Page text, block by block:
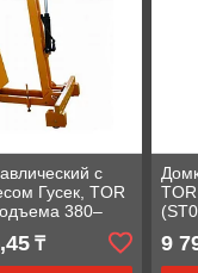
c
Гусек, TOR
380–
₸ 9